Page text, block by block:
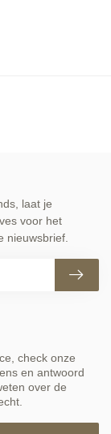
check onze
en antwoord
over de
laat je
voor het
nieuwsbrief.